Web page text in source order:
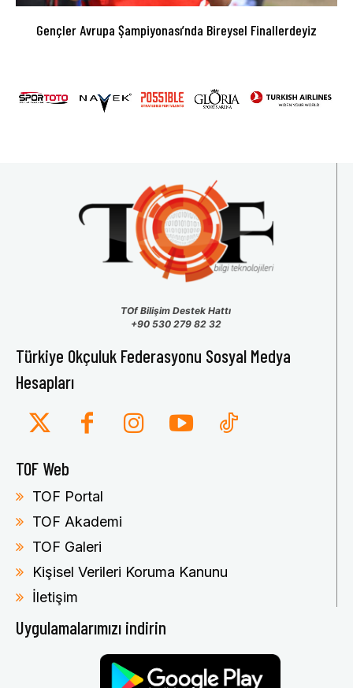
Gençler Avrupa Şampiyonası’nda Bireysel Finallerdeyiz
TOf Bilişim Destek Hattı
+90 530 279 82 32
Türkiye Okçuluk Federasyonu Sosyal Medya
Hesapları
TOF Web
TOF Portal
TOF Akademi
TOF Galeri
Kişisel Verileri Koruma Kanunu
İletişim
Uygulamalarımızı indirin